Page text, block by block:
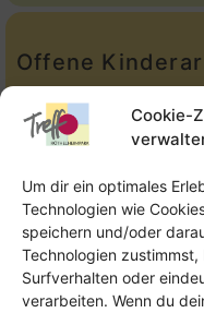
Cookie-
Um dir ein optimales
Technologien wie
speichern und/oder
Technologien
Surfverhalten oder
verarbeiten. Wenn du
Offene
Tel.:Telefon: 09131-
E-Mail:
Offene
Tel:
09131–302259